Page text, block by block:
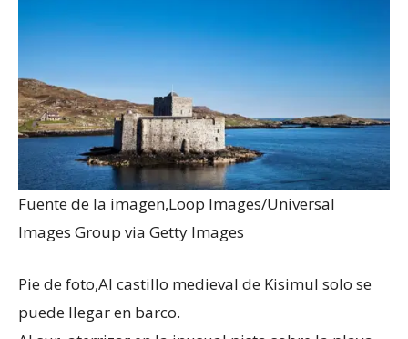
Fuente de la imagen,Loop Images/Universal
Images Group via Getty Images
Pie de foto,Al castillo medieval de Kisimul solo se
puede llegar en barco.